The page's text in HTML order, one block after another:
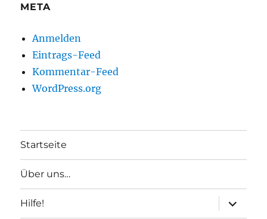
META
Anmelden
Eintrags-Feed
Kommentar-Feed
WordPress.org
Startseite
Über uns…
Hilfe!
anzeigen